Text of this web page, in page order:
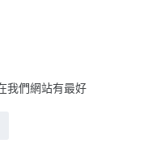
我們網站有最好